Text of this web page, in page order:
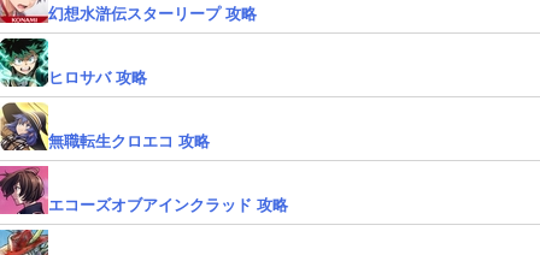
幻想水滸伝スターリープ 攻略
ヒロサバ 攻略
無職転生クロエコ 攻略
エコーズオブアインクラッド 攻略